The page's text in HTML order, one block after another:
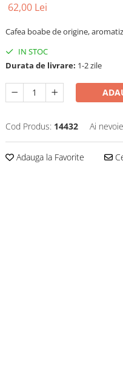
62,00 Lei
Cafea boabe de origine,
IN STOC
Durata de livrare: 1-2 zile
Cod Produs: 14432 Ai
Adauga la Favorite